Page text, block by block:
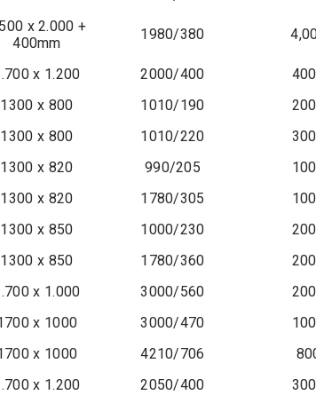
x 2.000 +
400mm
1980/380
x 1.200 2000/400
1300 x 800 1010/190
1300 x 800 1010/220
1300 x 820 990/205
1300 x 820 1780/305
1300 x 850 1000/230
1300 x 850 1780/360
x 1.000 3000/560
x 1000 3000/470
x 1000 4210/706
x 1.200 2050/400